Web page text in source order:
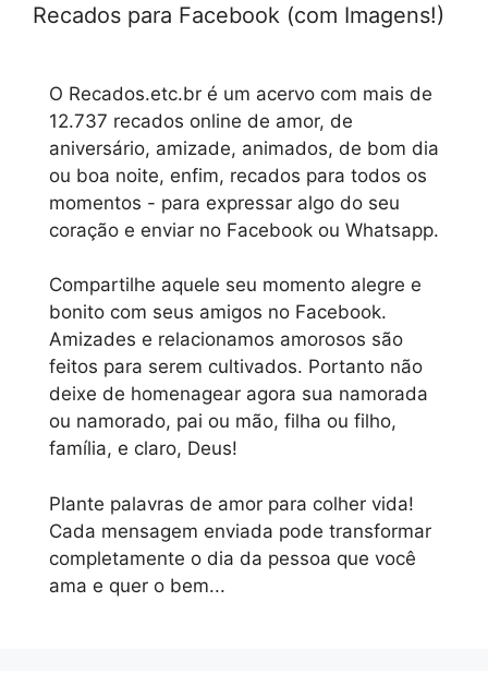
Recados para Facebook (com Imagens!)
O Recados.etc.br é um acervo com mais de
12.737 recados online de amor, de
aniversário, amizade, animados, de bom dia
ou boa noite, enfim, recados para todos os
momentos - para expressar algo do seu
coração e enviar no Facebook ou Whatsapp.
Compartilhe aquele seu momento alegre e
bonito com seus amigos no Facebook.
Amizades e relacionamos amorosos são
feitos para serem cultivados. Portanto não
deixe de homenagear agora sua namorada
ou namorado, pai ou mão, filha ou filho,
família, e claro, Deus!
Plante palavras de amor para colher vida!
Cada mensagem enviada pode transformar
completamente o dia da pessoa que você
ama e quer o bem...